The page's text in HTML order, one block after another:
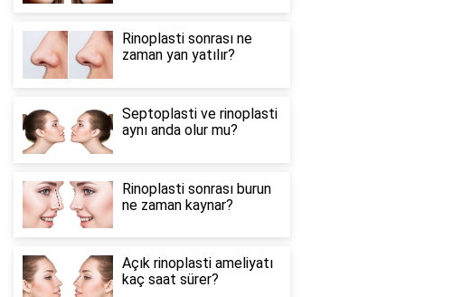
Rinoplasti sonrası ne
zaman yan yatılır?
Septoplasti ve rinoplasti
aynı anda olur mu?
Rinoplasti sonrası burun
ne zaman kaynar?
Açık rinoplasti ameliyatı
kaç saat sürer?